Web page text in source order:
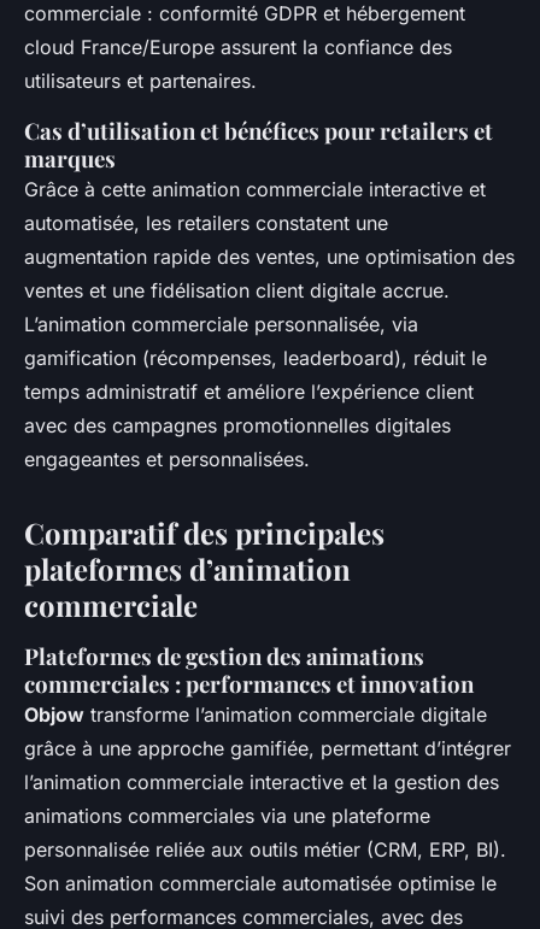
commerciale : conformité GDPR et hébergement
cloud France/Europe assurent la confiance des
utilisateurs et partenaires.
Cas d’utilisation et bénéfices pour retailers et
marques
Grâce à cette animation commerciale interactive et
automatisée, les retailers constatent une
augmentation rapide des ventes, une optimisation des
ventes et une fidélisation client digitale accrue.
L’animation commerciale personnalisée, via
gamification (récompenses, leaderboard), réduit le
temps administratif et améliore l’expérience client
avec des campagnes promotionnelles digitales
engageantes et personnalisées.
Comparatif des principales
plateformes d’animation
commerciale
Plateformes de gestion des animations
commerciales : performances et innovation
Objow transforme l’animation commerciale digitale
grâce à une approche gamifiée, permettant d’intégrer
l’animation commerciale interactive et la gestion des
animations commerciales via une plateforme
personnalisée reliée aux outils métier (CRM, ERP, BI).
Son animation commerciale automatisée optimise le
suivi des performances commerciales, avec des